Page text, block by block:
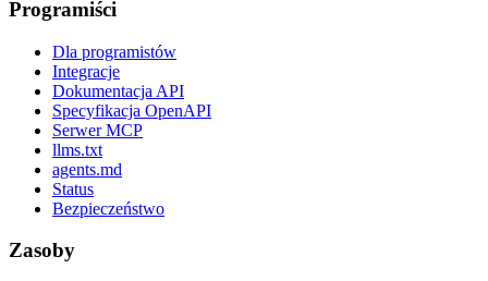
Programiści
Dla programistów
Integracje
Dokumentacja API
Specyfikacja OpenAPI
Serwer MCP
llms.txt
agents.md
Status
Bezpieczeństwo
Zasoby